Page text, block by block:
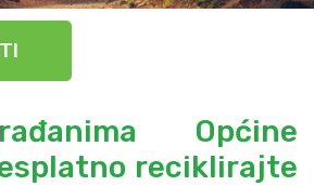
Općine
reciklirajte